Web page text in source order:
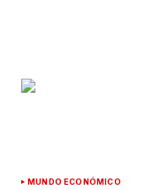
MUNDO ECONÓMICO